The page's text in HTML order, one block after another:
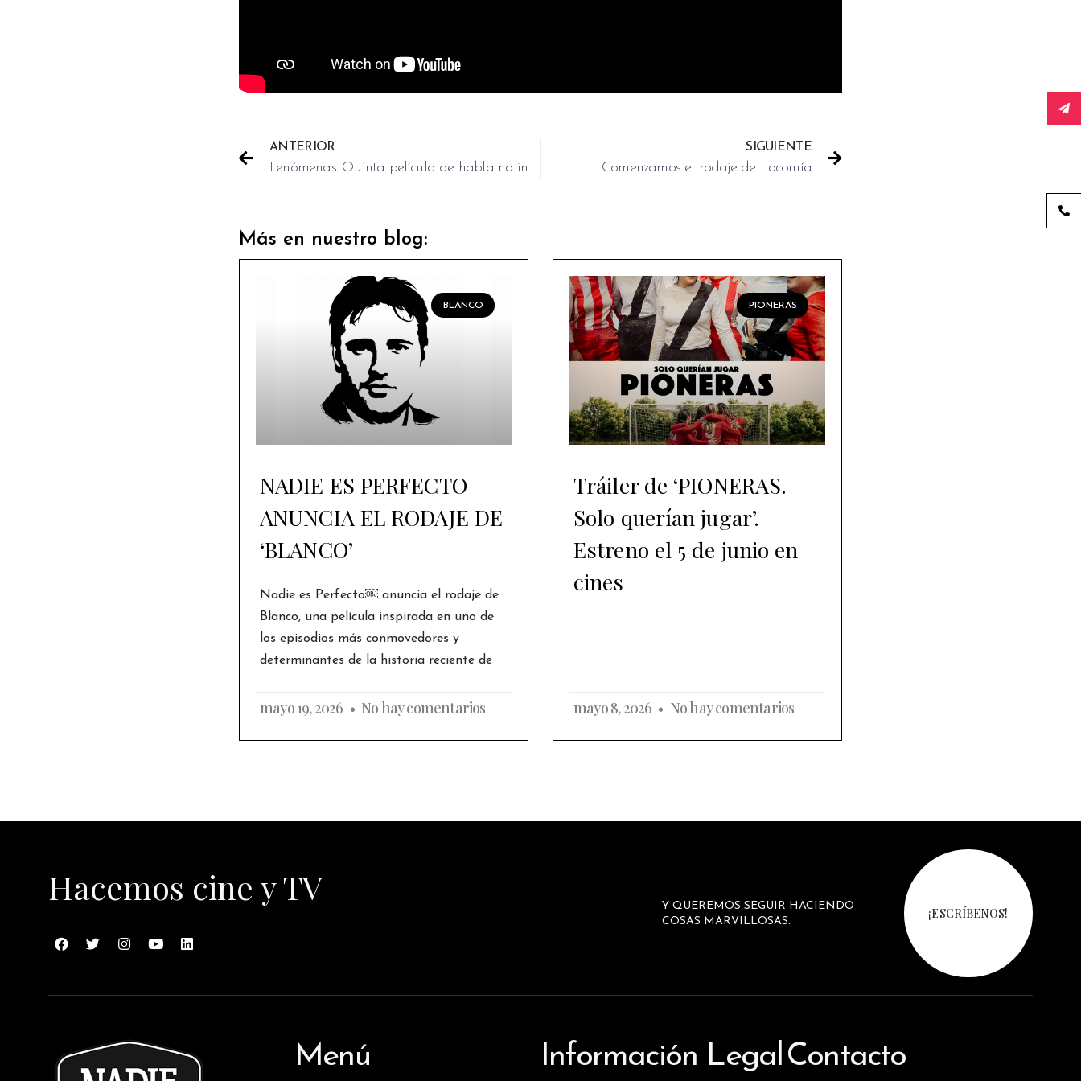
ANTERIOR
Fenómenas. Quinta película de habla no inglesa más vista durante su semana de estreno en Netflix
SIGUIENTE
Comenzamos el rodaje de Locomía
Más en nuestro blog:
BLANCO
NADIE ES PERFECTO
ANUNCIA EL RODAJE DE
‘BLANCO’
Nadie es Perfecto￼ anuncia el rodaje de
Blanco, una película inspirada en uno de
los episodios más conmovedores y
determinantes de la historia reciente de
mayo 19, 2026 No hay comentarios
PIONERAS
Tráiler de ‘PIONERAS.
Solo querían jugar’.
Estreno el 5 de junio en
cines
mayo 8, 2026 No hay comentarios
Hacemos cine y TV
Y QUEREMOS SEGUIR HACIENDO
COSAS MARVILLOSAS.
¡ESCRÍBENOS!
Menú Información Legal Contacto